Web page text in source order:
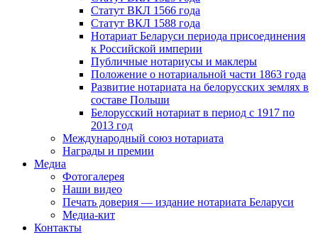
Статут ВКЛ 1566 года
Статут ВКЛ 1588 года
Нотариат Беларуси периода присоединения
к Российской империи
Публичные нотариусы и маклеры
Положение о нотариальной части 1863 года
Развитие нотариата на белорусских землях в
составе Польши
Белорусский нотариат в период с 1917 по
2013 год
Международный союз нотариата
Награды и премии
Медиа
Фотогалерея
Наши видео
Печать доверия — издание нотариата Беларуси
Медиа-кит
Контакты